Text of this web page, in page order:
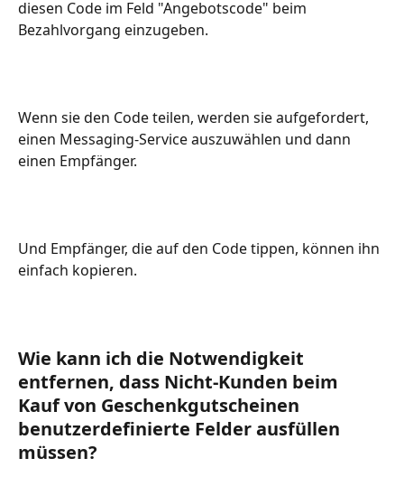
diesen Code im Feld "Angebotscode" beim
Bezahlvorgang einzugeben.
Wenn sie den Code teilen, werden sie aufgefordert,
einen Messaging-Service auszuwählen und dann
einen Empfänger.
Und Empfänger, die auf den Code tippen, können ihn
einfach kopieren.
Wie kann ich die Notwendigkeit
entfernen, dass Nicht-Kunden beim
Kauf von Geschenkgutscheinen
benutzerdefinierte Felder ausfüllen
müssen?